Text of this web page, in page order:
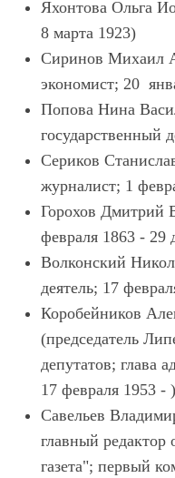
Яхонтова Ольга
8 марта 1923)
Сиринов Михаил
экономист; 20
Попова Нина
государственный
Сериков
журналист; 1
Горохов Дмитрий
февраля 1863 - 29
Волконский
деятель; 17
Коробейников
(председатель
депутатов; глава
17 февраля 1953 - )
Савельев
главный редактор
газета"; первый